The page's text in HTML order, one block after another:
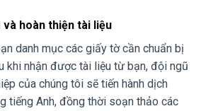
và hoàn thiện tài liệu
danh mục các giấy tờ cần chuẩn bị
khi nhận được tài liệu từ bạn, đội ngũ
của chúng tôi sẽ tiến hành dịch
tiếng Anh, đồng thời soạn thảo các